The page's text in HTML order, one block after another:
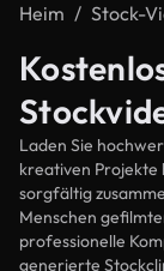
Heim Stock-
Laden Sie
kreativen Projekte
sorgfältig
Menschen
professionelle
generierte